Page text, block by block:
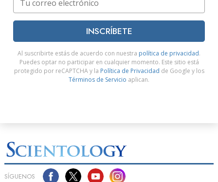
INSCRÍBETE
Al suscribirte estás de acuerdo con nuestra política de privacidad.
Puedes optar no participar en cualquier momento. Este sitio está
protegido por reCAPTCHA y la Política de Privacidad de Google y los
Términos de Servicio aplican.
SÍGUENOS